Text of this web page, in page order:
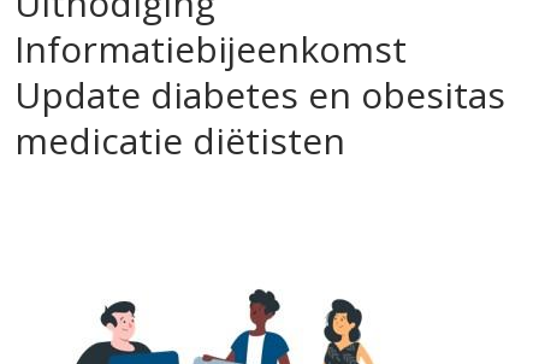
Informatiebijeenkomst
Update diabetes en obesitas
medicatie diëtisten